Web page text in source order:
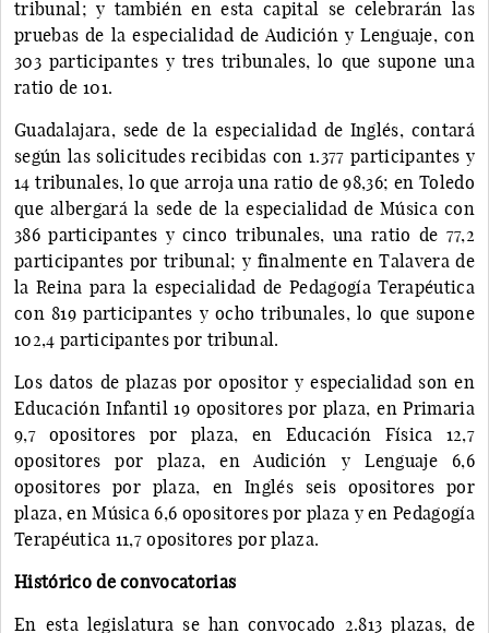
tribunal; y también en esta capital se celebrarán las
pruebas de la especialidad de Audición y Lenguaje, con
303 participantes y tres tribunales, lo que supone una
ratio de 101.
Guadalajara, sede de la especialidad de Inglés, contará
según las solicitudes recibidas con 1.377 participantes y
14 tribunales, lo que arroja una ratio de 98,36; en Toledo
que albergará la sede de la especialidad de Música con
386 participantes y cinco tribunales, una ratio de 77,2
participantes por tribunal; y finalmente en Talavera de
la Reina para la especialidad de Pedagogía Terapéutica
con 819 participantes y ocho tribunales, lo que supone
102,4 participantes por tribunal.
Los datos de plazas por opositor y especialidad son en
Educación Infantil 19 opositores por plaza, en Primaria
9,7 opositores por plaza, en Educación Física 12,7
opositores por plaza, en Audición y Lenguaje 6,6
opositores por plaza, en Inglés seis opositores por
plaza, en Música 6,6 opositores por plaza y en Pedagogía
Terapéutica 11,7 opositores por plaza.
Histórico de convocatorias
En esta legislatura se han convocado 2.813 plazas, de